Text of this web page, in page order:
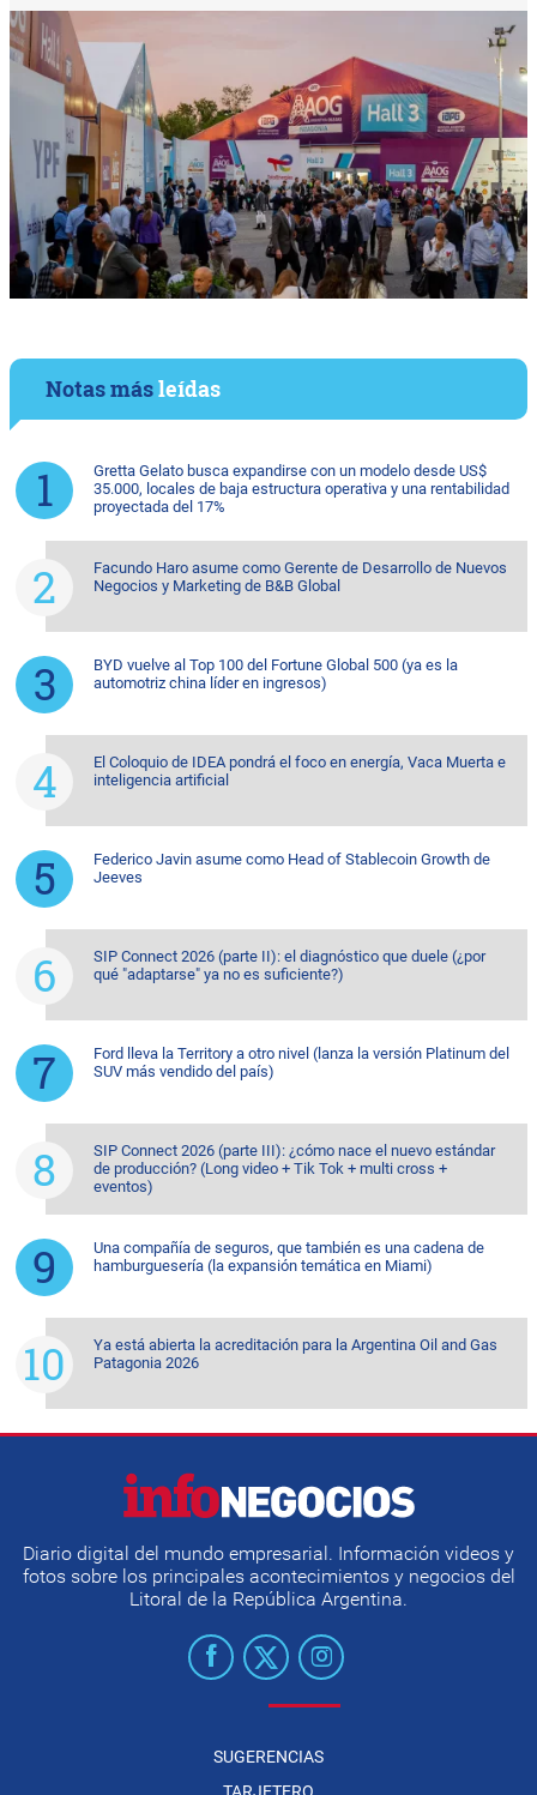
Notas másleídas
Gretta Gelato busca expandirse con un modelo desde US$
35.000, locales de baja estructura operativa y una rentabilidad
proyectada del 17%
Facundo Haro asume como Gerente de Desarrollo de Nuevos
Negocios y Marketing de B&B Global
BYD vuelve al Top 100 del Fortune Global 500 (ya es la
automotriz china líder en ingresos)
El Coloquio de IDEA pondrá el foco en energía, Vaca Muerta e
inteligencia artificial
Federico Javin asume como Head of Stablecoin Growth de
Jeeves
SIP Connect 2026 (parte II): el diagnóstico que duele (¿por
qué "adaptarse" ya no es suficiente?)
Ford lleva la Territory a otro nivel (lanza la versión Platinum del
SUV más vendido del país)
SIP Connect 2026 (parte III): ¿cómo nace el nuevo estándar
de producción? (Long video + Tik Tok + multi cross +
eventos)
Una compañía de seguros, que también es una cadena de
hamburguesería (la expansión temática en Miami)
Ya está abierta la acreditación para la Argentina Oil and Gas
Patagonia 2026
Diario digital del mundo empresarial. Información videos y
fotos sobre los principales acontecimientos y negocios del
Litoral de la República Argentina.
SUGERENCIAS
TARJETERO